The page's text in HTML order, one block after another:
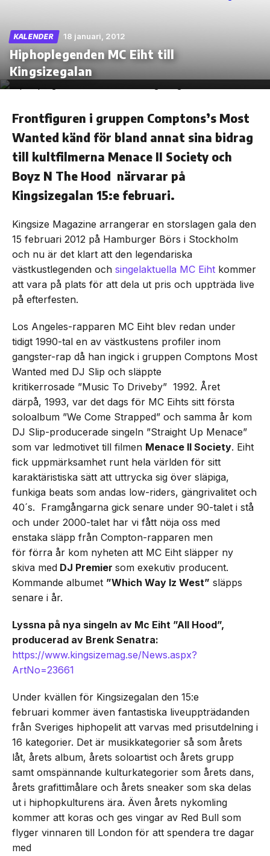
Skip
the
content
KALENDER 18 januari, 2012
Hiphoplegenden MC Eiht till
Kingsizegalan
Frontfiguren i gruppen Comptons’s Most
Wanted känd för bland annat sina bidrag
till kultfilmerna Menace II Society och
Boyz N The Hood närvarar på
Kingsizegalan 15:e februari.
Kingsize Magazine arrangerar en storslagen gala den
15 februari 2012 på Hamburger Börs i Stockholm
och nu är det klart att den legendariska
västkustlegenden och singelaktuella MC Eiht kommer
att vara på plats för att dela ut pris och uppträda live
på efterfesten.
Los Angeles-rapparen MC Eiht blev redan under
tidigt 1990-tal en av västkustens profiler inom
gangster-rap då han ingick i gruppen Comptons Most
Wanted med DJ Slip och släppte
kritikerrosade ”Music To Driveby” 1992. Året
därpå, 1993, var det dags för MC Eihts sitt första
soloalbum ”We Come Strapped” och samma år kom
DJ Slip-producerade singeln ”Straight Up Menace”
som var ledmotivet till filmen Menace II Society. Eiht
fick uppmärksamhet runt hela världen för sitt
karaktäristiska sätt att uttrycka sig över släpiga,
funkiga beats som andas low-riders, gängrivalitet och
40´s. Framgångarna gick senare under 90-talet i stå
och under 2000-talet har vi fått nöja oss med
enstaka släpp från Compton-rapparen men
för förra år kom nyheten att MC Eiht släpper ny
skiva med DJ Premier som exekutiv producent.
Kommande albumet ”Which Way Iz West” släpps
senare i år.
Lyssna på nya singeln av Mc Eiht ”All Hood”,
producerad av Brenk Senatra:
https://www.kingsizemag.se/News.aspx?
ArtNo=23661
Under kvällen för Kingsizegalan den 15:e
februari kommer även fantastiska liveuppträdanden
från Sveriges hiphopelit att varvas med prisutdelning i
16 kategorier. Det är musikkategorier så som årets
låt, årets album, årets soloartist och årets grupp
samt omspännande kulturkategorier som årets dans,
årets grafittimålare och årets sneaker som ska delas
ut i hiphopkulturens ära. Även årets nykomling
kommer att koras och ges vingar av Red Bull som
flyger vinnaren till London för att spendera tre dagar
med